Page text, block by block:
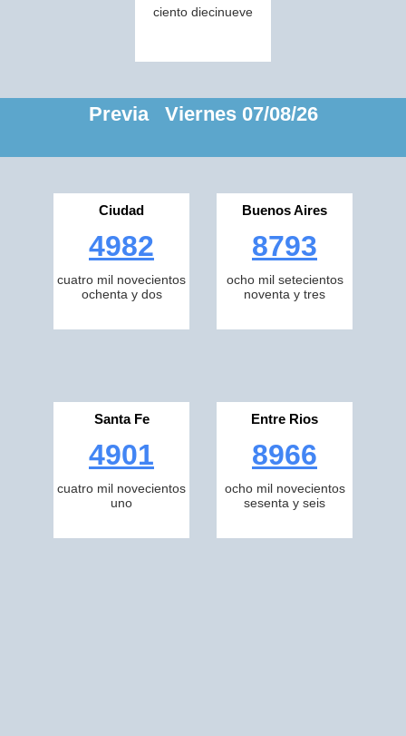
ciento diecinueve
Previa Viernes 07/08/26
Ciudad
4982
cuatro mil novecientos
ochenta y dos
Buenos Aires
8793
ocho mil setecientos
noventa y tres
Santa Fe
4901
cuatro mil novecientos
uno
Entre Rios
8966
ocho mil novecientos
sesenta y seis